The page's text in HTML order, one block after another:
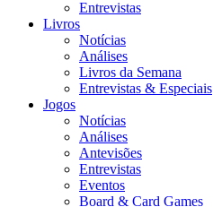
Entrevistas
Livros
Notícias
Análises
Livros da Semana
Entrevistas & Especiais
Jogos
Notícias
Análises
Antevisões
Entrevistas
Eventos
Board & Card Games